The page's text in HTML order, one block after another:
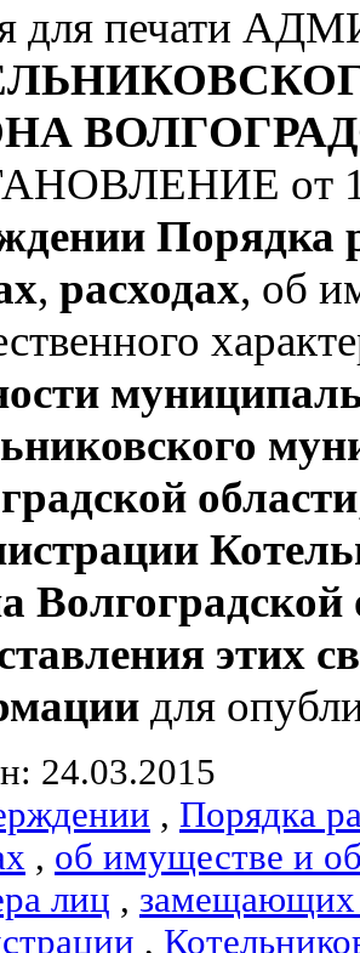
для печати
от
Порядка
, расходах, об
области
Волгоградской
этих
для
24.03.2015
, Порядка
, об имуществе и
лиц , замещающих
,